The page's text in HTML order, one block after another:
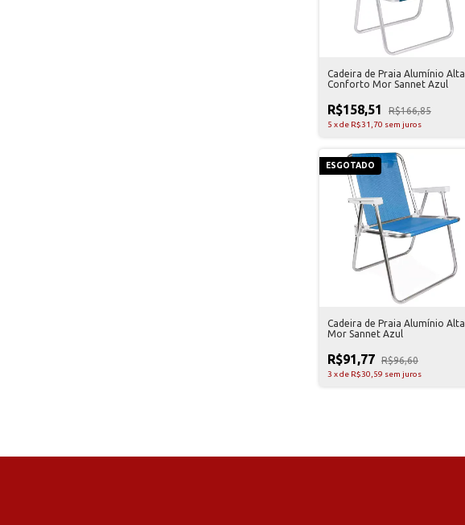
Cadeira de Praia Alumínio Alta
Conforto Mor Sannet Azul
R$158,51 R$166,85
5 xde R$31,70 sem juros
ESGOTADO
Cadeira de Praia Alumínio Alta
Mor Sannet Azul
R$91,77 R$96,60
3 xde R$30,59 sem juros